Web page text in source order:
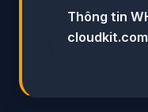
Thông tin